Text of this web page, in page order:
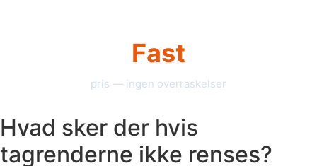
Fast
pris — ingen overraskelser
Hvad sker der hvis
tagrenderne ikke renses?